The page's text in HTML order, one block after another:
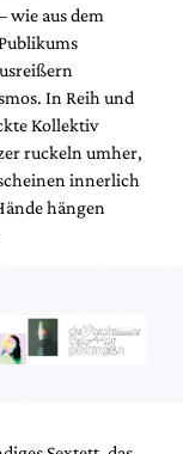
wie aus dem
In Reih und
Kollektiv
ruckeln umher,
innerlich
hängen